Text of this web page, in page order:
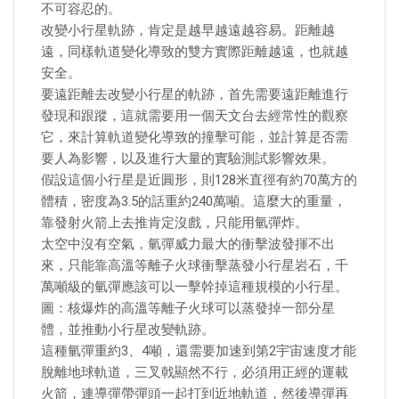
不可容忍的。
改變小行星軌跡，肯定是越早越遠越容易。距離越
遠，同樣軌道變化導致的雙方實際距離越遠，也就越
安全。
要遠距離去改變小行星的軌跡，首先需要遠距離進行
發現和跟蹤，這就需要用一個天文台去經常性的觀察
它，來計算軌道變化導致的撞擊可能，並計算是否需
要人為影響，以及進行大量的實驗測試影響效果。
假設這個小行星是近圓形，則128米直徑有約70萬方的
體積，密度為3.5的話重約240萬噸。這麼大的重量，
靠發射火箭上去推肯定沒戲，只能用氫彈炸。
太空中沒有空氣，氫彈威力最大的衝擊波發揮不出
來，只能靠高溫等離子火球衝擊蒸發小行星岩石，千
萬噸級的氫彈應該可以一擊幹掉這種規模的小行星。
圖：核爆炸的高溫等離子火球可以蒸發掉一部分星
體，並推動小行星改變軌跡。
這種氫彈重約3、4噸，還需要加速到第2宇宙速度才能
脫離地球軌道，三叉戟顯然不行，必須用正經的運載
火箭，連導彈帶彈頭一起打到近地軌道，然後導彈再